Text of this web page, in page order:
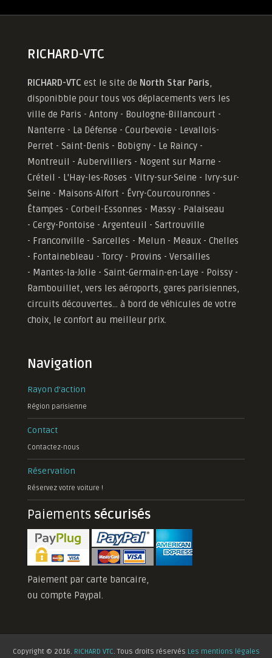
RICHARD-VTC
RICHARD-VTC est le site de North Star Paris,
disponibble pour tous vos déplacements vers les
ville de Paris - Antony - Boulogne-Billancourt -
Nanterre - La Défense - Courbevoie - Levallois-
Perret - Saint-Denis - Bobigny - Le Raincy -
Montreuil - Aubervilliers - Nogent sur Marne -
Créteil - L'Hay-les-Roses - Vitry-sur-Seine - Ivry-sur-
Seine - Maisons-Alfort - Évry-Courcouronnes -
Étampes - Corbeil-Essonnes - Massy - Palaiseau
- Cergy-Pontoise - Argenteuil - Sartrouville
- Franconville - Sarcelles - Melun - Meaux - Chelles
- Fontainebleau - Torcy - Provins - Versailles
- Mantes-la-Jolie - Saint-Germain-en-Laye - Poissy -
Rambouillet, vers les aéroports, gares parisiennes,
circuits découvertes... à bord de véhicules de votre
choix, le confort au meilleur prix.
Navigation
Rayon d'action
Région parisienne
Contact
Contactez-nous
Réservation
Réservez votre voiture !
Paiements sécurisés
Paiement par carte bancaire,
ou compte Paypal.
Copyright © 2016. RICHARD VTC. Tous droits réservés Les mentions légales